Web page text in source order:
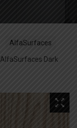
AlfaSurfaces
AlfaSurfaces Dark